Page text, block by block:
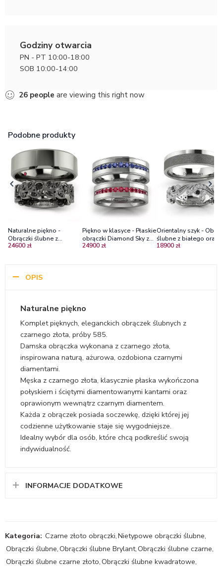
Godziny otwarcia
PN - PT 10:00-18:00
SOB 10:00-14:00
26 people are viewing this right now
Podobne produkty
Naturalne piękno -
Obrączki ślubne z
czarnego złota z czarnymi
24600 zł
Piękno w klasyce - Płaskie
obrączki Diamond Sky z
białego złota z szafirami
24900 zł
Orientalny szyk -
ślubne z białego oraz
czarnego złota z
18900 zł
OPIS
Naturalne piękno
Komplet pięknych, eleganckich obrączek ślubnych z
czarnego złota, próby 585.
Damska obrączka wykonana z czarnego złota,
inspirowana naturą, ażurowa, ozdobiona czarnymi
diamentami.
Męska z czarnego złota, klasycznie płaska wykończona
połyskiem i ściętymi diamentowanymi kantami oraz
oprawionym wewnątrz czarnym diamentem.
Każda z obrączek posiada soczewkę, dzięki której jej
codzienne użytkowanie staje się wygodniejsze.
Idealny wybór dla osób, które chcą podkreślić swoją
indywidualność.
INFORMACJE DODATKOWE
Kategoria: Czarne złoto obrączki,Nietypowe obrączki ślubne,
Obrączki ślubne,Obrączki ślubne Brylant,Obrączki ślubne czarne,
Obrączki ślubne czarne złoto,Obrączki ślubne kwadratowe,